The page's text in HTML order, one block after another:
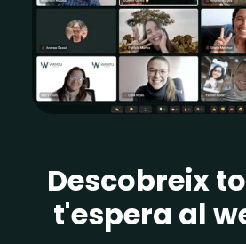
Descobreix
t'espera al